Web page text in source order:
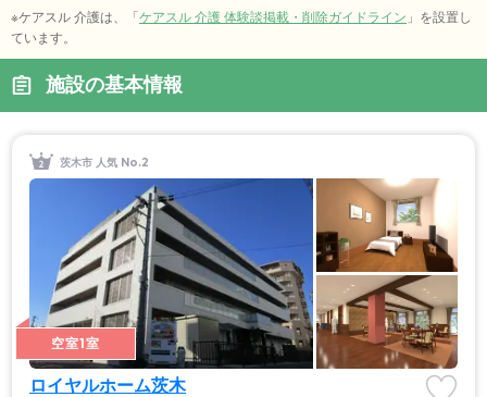
※ケアスル 介護は、「ケアスル 介護 体験談掲載・削除ガイドライン 」を設置し
ています。
施設の基本情報
茨木市 人気 No.2
空室1室
ロイヤルホーム茨木